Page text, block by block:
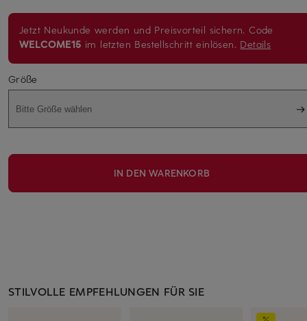
Jetzt Neukunde werden und Preisvorteil sichern. Code
WELCOME15 im letzten Bestellschritt einlösen. Details
Größe
Bitte Größe wählen
IN DEN WARENKORB
STILVOLLE EMPFEHLUNGEN FÜR SIE